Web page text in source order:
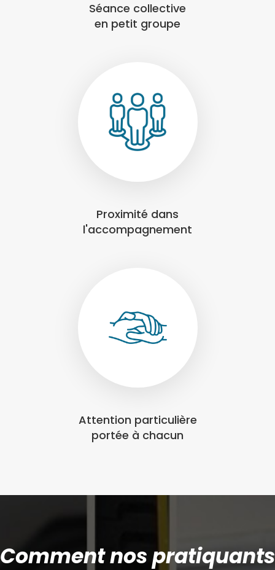
Séance collective
en petit groupe
Proximité dans
l'accompagnement
Attention particulière
portée à chacun
Comment nos pratiquants